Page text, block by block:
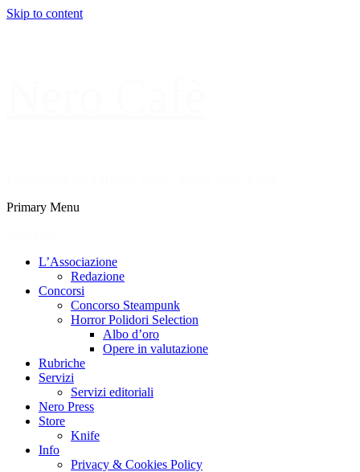
Skip to content
Primary Menu
L’Associazione
Redazione
Concorsi
Concorso Steampunk
Horror Polidori Selection
Albo d’oro
Opere in valutazione
Rubriche
Servizi
Servizi editoriali
Nero Press
Store
Knife
Info
Privacy & Cookies Policy